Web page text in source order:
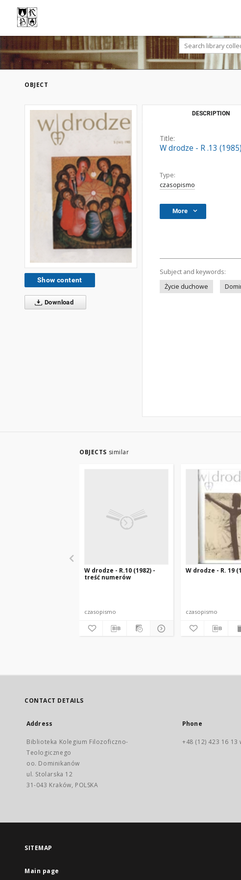
OBJECT
Show content
Download
DESCRIPTION
Title:
W drodze - R .13
Type:
czasopismo
More
Subject and keywords:
Życie duchowe
OBJECTS similar
W drodze - R.10 (1982) -
treść numerów
czasopismo
W drodze - R. 19
czasopismo
CONTACT DETAILS
Address
Biblioteka Kolegium Filozoficzno-
Teologicznego
oo. Dominikanów
ul. Stolarska 12
31-043 Kraków, POLSKA
Phone
+48 (12) 423 16 13
SITEMAP
Main page